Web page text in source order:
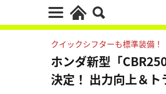
クイックシフターも標準装備！
ホンダ新型「
決定！ 出力向上＆ト